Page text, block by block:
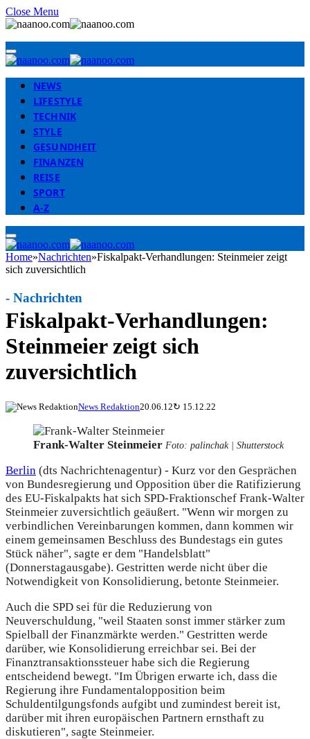
Close Menu
NEWS
LIFESTYLE
TECHNIK
STYLE
GESUNDHEIT
FINANZEN
REISE
SPORT
A-Z
Home»Nachrichten»Fiskalpakt-Verhandlungen: Steinmeier zeigt
sich zuversichtlich
Fiskalpakt-Verhandlungen:
Steinmeier zeigt sich
zuversichtlich
- Nachrichten
News Redaktion20.06.12↻ 15.12.22
Frank-Walter Steinmeier Foto: palinchak | Shutterstock
Berlin (dts Nachrichtenagentur) - Kurz vor den Gesprächen
von Bundesregierung und Opposition über die Ratifizierung
des EU-Fiskalpakts hat sich SPD-Fraktionschef Frank-Walter
Steinmeier zuversichtlich geäußert. "Wenn wir morgen zu
verbindlichen Vereinbarungen kommen, dann kommen wir
einem gemeinsamen Beschluss des Bundestags ein gutes
Stück näher", sagte er dem "Handelsblatt"
(Donnerstagausgabe). Gestritten werde nicht über die
Notwendigkeit von Konsolidierung, betonte Steinmeier.
Auch die SPD sei für die Reduzierung von
Neuverschuldung, "weil Staaten sonst immer stärker zum
Spielball der Finanzmärkte werden." Gestritten werde
darüber, wie Konsolidierung erreichbar sei. Bei der
Finanztransaktionssteuer habe sich die Regierung
entscheidend bewegt. "Im Übrigen erwarte ich, dass die
Regierung ihre Fundamentalopposition beim
Schuldentilgungsfonds aufgibt und zumindest bereit ist,
darüber mit ihren europäischen Partnern ernsthaft zu
diskutieren", sagte Steinmeier.